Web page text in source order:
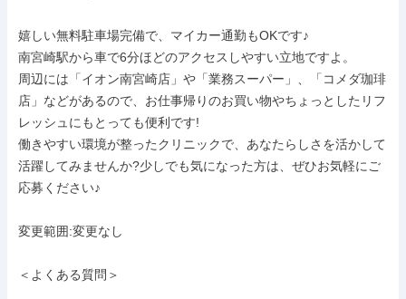
嬉しい無料駐車場完備で、マイカー通勤もOKです♪
南宮崎駅から車で6分ほどのアクセスしやすい立地ですよ。
周辺には「イオン南宮崎店」や「業務スーパー」、「コメダ珈琲
店」などがあるので、お仕事帰りのお買い物やちょっとしたリフ
レッシュにもとっても便利です!
働きやすい環境が整ったクリニックで、あなたらしさを活かして
活躍してみませんか?少しでも気になった方は、ぜひお気軽にご
応募ください♪
変更範囲:変更なし
＜よくある質問＞